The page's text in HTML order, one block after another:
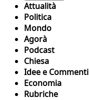
Attualità
Politica
Mondo
Agorà
Podcast
Chiesa
Idee e Commenti
Economia
Rubriche